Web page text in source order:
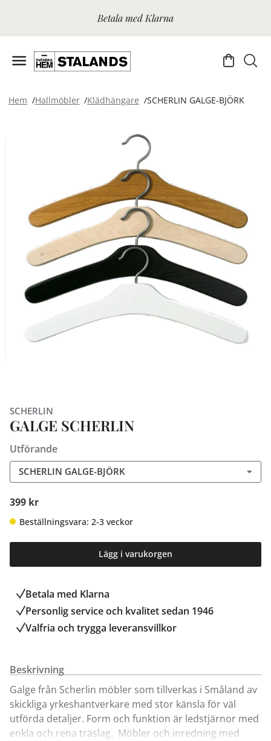
Betala med Klarna
Hem Hallmöbler Klädhängare SCHERLIN GALGE-BJÖRK
SCHERLIN
GALGE SCHERLIN
Utförande
SCHERLIN GALGE-BJÖRK
399 kr
Beställningsvara: 2-3 veckor
Lägg i varukorgen
Betala med Klarna
Personlig service och kvalitet sedan 1946
Valfria och trygga leveransvillkor
Beskrivning
Galge från Scherlin möbler som tillverkas i Småland av
skickliga yrkeshantverkare med stor känsla för väl
utförda detaljer. Form och funktion är ledstjärnor med
enkla och rena träslag. Möbler och inredning med